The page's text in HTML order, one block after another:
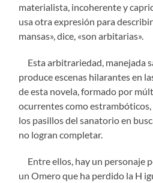
materialista, incoherente y
usa otra expresión para
mansas», dice, «son arbitarias».
Esta arbitrariedad, manejada
produce escenas hilarantes en
de esta novela, formado por m
ocurrentes como
los pasillos del sanatorio en
no logran completar.
Entre ellos, hay un personaje
un Omero que ha perdido la H